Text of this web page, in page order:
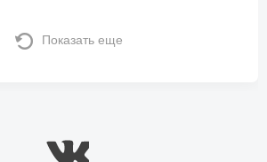
Показать еще